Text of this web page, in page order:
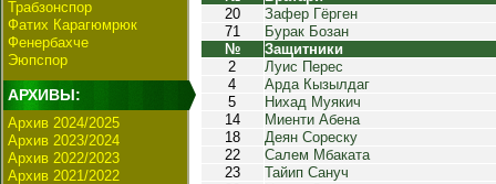
Трабзонспор
Фатих Карагюмрюк
Фенербахче
Эюпспор
АРХИВЫ:
Архив 2024/2025
Архив 2023/2024
Архив 2022/2023
Архив 2021/2022
20
Зафер Гёрген
71
Бурак Бозан
№
Защитники
2
Луис Перес
4
Арда Кызылдаг
5
Нихад Муякич
14
Миенти Абена
18
Деян Сореску
22
Салем Мбаката
23
Тайип Сануч